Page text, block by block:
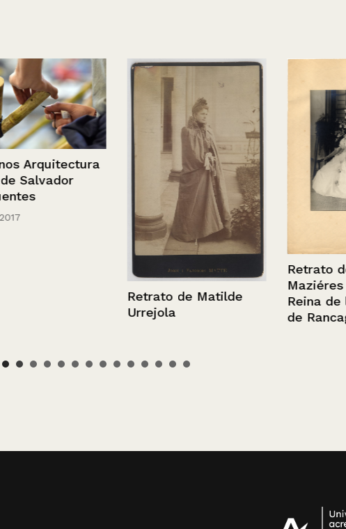
Retrato de Matilde
Retrato de Inés Elena
Maziéres Granger,
Reina de la Primavera
de Rancagua de 1947